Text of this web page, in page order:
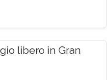
libero in Gran